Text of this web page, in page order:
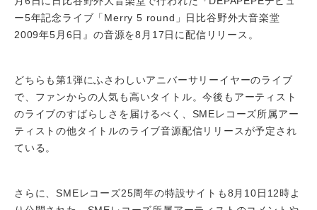
ー5年記念ライブ「Merry 5 round」日比谷野外大音楽堂
2009年5月6日』の音源を8月17日に配信リリース。
どちらも第1弾にふさわしいアニバーサリーイヤーのライブ
で、ファンからの人気も高いタイトル。今後もアーティスト
のライブのすばらしさを届けるべく、SMEレコーズ所属アー
ティストの他タイトルのライブ音源配信リリースが予定され
ている。
さらに、SMEレコーズ25周年の特設サイトも8月10日12時よ